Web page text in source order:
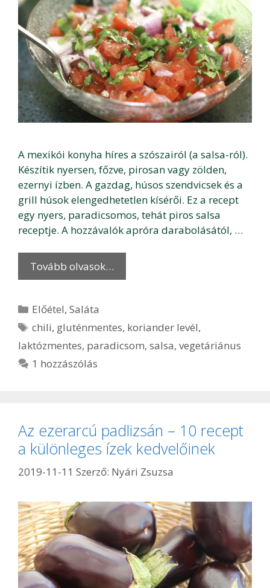
A mexikói konyha híres a szószairól (a salsa-ról).
Készítik nyersen, főzve, pirosan vagy zölden,
ezernyi ízben. A gazdag, húsos szendvicsek és a
grill húsok elengedhetetlen kísérői. Ez a recept
egy nyers, paradicsomos, tehát piros salsa
receptje. A hozzávalók apróra darabolásától, …
Tovább olvasok…
Kategória
Előétel,Saláta
Címkék
chili, gluténmentes, koriander levél,
laktózmentes, paradicsom, salsa, vegetáriánus
1 hozzászólás
Az ezerarcú padlizsán – 10 recept
a különleges ízek kedvelőinek
2019-11-11 Szerző: Nyári Zsuzsa